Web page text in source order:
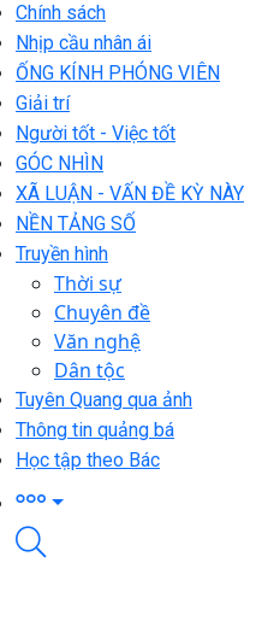
Chính sách
Nhịp cầu nhân ái
ỐNG KÍNH PHÓNG VIÊN
Giải trí
Người tốt - Việc tốt
GÓC NHÌN
XÃ LUẬN - VẤN ĐỀ KỲ NÀY
NỀN TẢNG SỐ
Truyền hình
Thời sự
Chuyên đề
Văn nghệ
Dân tộc
Tuyên Quang qua ảnh
Thông tin quảng bá
Học tập theo Bác